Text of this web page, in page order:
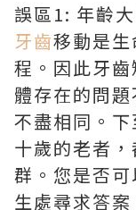
誤區1: 年齡
牙齒移動是
程。因此牙
體存在的問
不盡相同。
十歲的老者
群。您是否
生處尋求答案